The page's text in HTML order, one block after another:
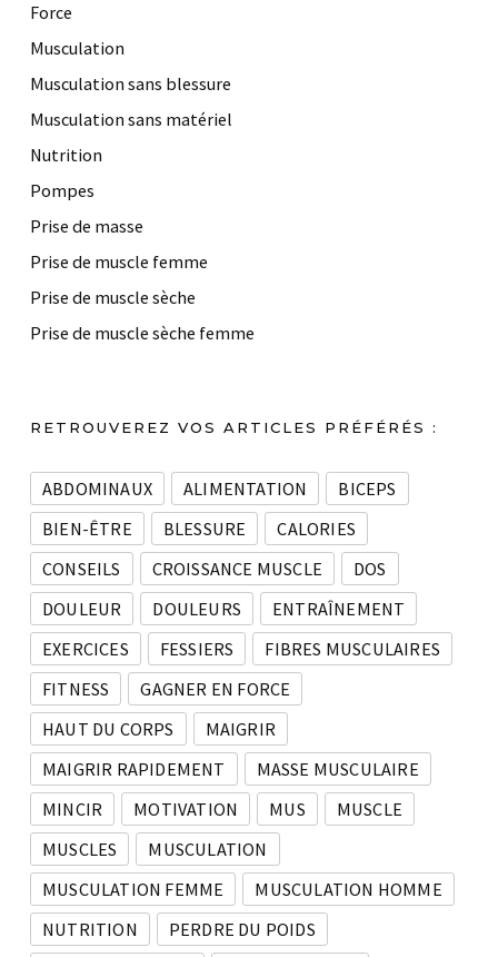
Force
Musculation
Musculation sans blessure
Musculation sans matériel
Nutrition
Pompes
Prise de masse
Prise de muscle femme
Prise de muscle sèche
Prise de muscle sèche femme
RETROUVEREZ VOS ARTICLES PRÉFÉRÉS :
ABDOMINAUX ALIMENTATION
BICEPS
BIEN-ÊTRE
BLESSURE
CALORIES
CONSEILS
CROISSANCE MUSCLE
DOS
DOULEUR
DOULEURS
ENTRAÎNEMENT
EXERCICES
FESSIERS
FIBRES MUSCULAIRES
FITNESS
GAGNER EN FORCE
HAUT DU CORPS
MAIGRIR
MAIGRIR RAPIDEMENT
MASSE MUSCULAIRE
MINCIR
MOTIVATION MUS
MUSCLE
MUSCLES
MUSCULATION
MUSCULATION FEMME
MUSCULATION HOMME
NUTRITION
PERDRE DU POIDS